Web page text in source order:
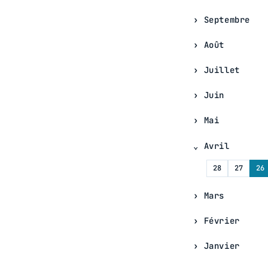
Septembre
Août
Juillet
Juin
Mai
Avril
28 27 26
Mars
Février
Janvier